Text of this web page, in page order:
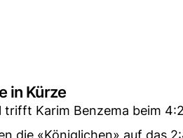
in Kürze
trifft Karim Benzema beim
die «Königlichen» auf das